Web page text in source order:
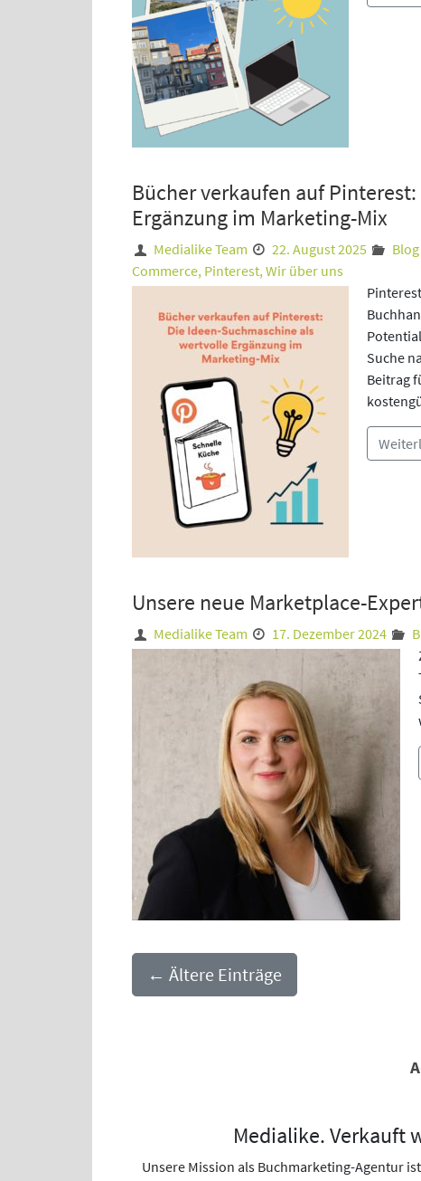
Bücher verkaufen auf
Ergänzung im Marketing-Mix
Medialike Team 22. August 2025
Commerce, Pinterest,Wir über uns
Suche
Beitrag
Unsere neue Marketplace-
Medialike Team 17. Dezember 2024
← Ältere Einträge
Medialike. Verkauft
Unsere Mission als Buchmarketing-Agentur